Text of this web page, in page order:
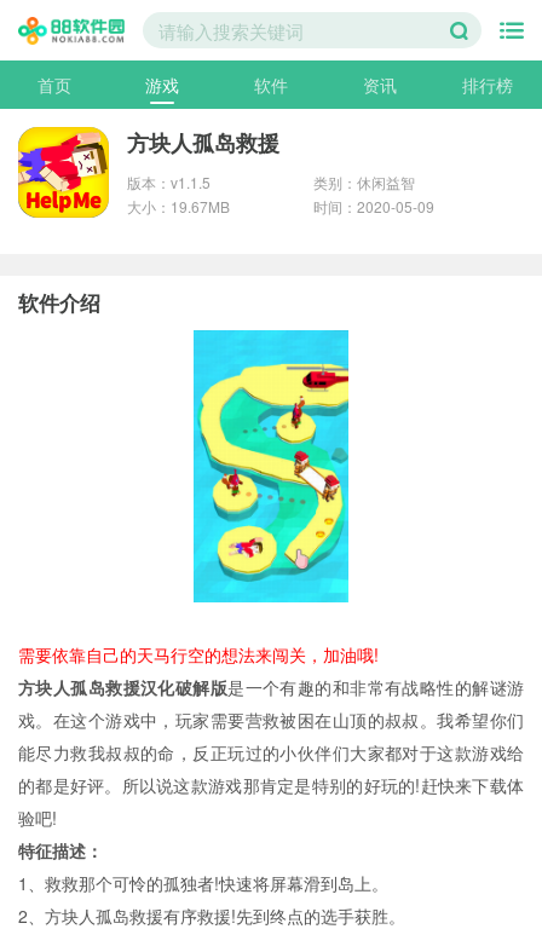
首页 游戏 软件 资讯 排行榜
方块人孤岛救援
版本：v1.1.5
类别：休闲益智
大小：19.67MB
时间：2020-05-09
软件介绍
需要依靠自己的天马行空的想法来闯关，加油哦!
方块人孤岛救援汉化破解版是一个有趣的和非常有战略性的解谜游
戏。在这个游戏中，玩家需要营救被困在山顶的叔叔。我希望你们
能尽力救我叔叔的命，反正玩过的小伙伴们大家都对于这款游戏给
的都是好评。所以说这款游戏那肯定是特别的好玩的!赶快来下载体
验吧!
特征描述：
1、救救那个可怜的孤独者!快速将屏幕滑到岛上。
2、方块人孤岛救援有序救援!先到终点的选手获胜。